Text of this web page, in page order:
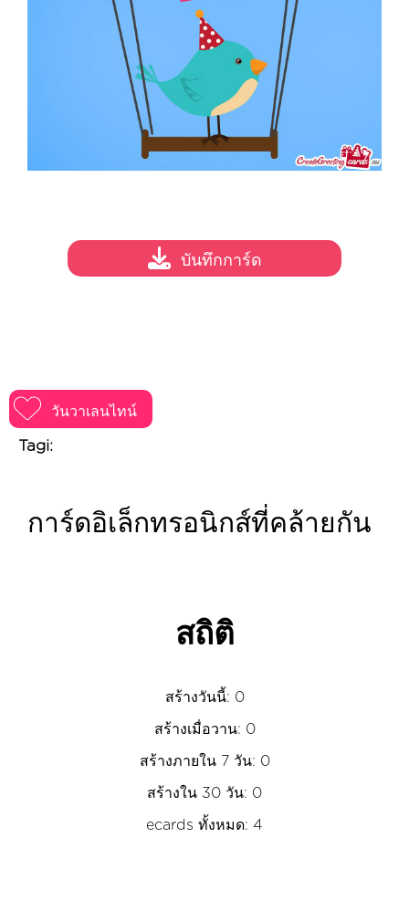
วันวาเลนไทน์
Tagi:
บันทึกการ์ด
การ์ดอิเล็กทรอนิกส์ที่คล้ายกัน
สถิติ
สร้างวันนี้: 0
สร้างเมื่อวาน: 0
สร้างภายใน 7 วัน: 0
สร้างใน 30 วัน: 0
ecards ทั้งหมด: 4